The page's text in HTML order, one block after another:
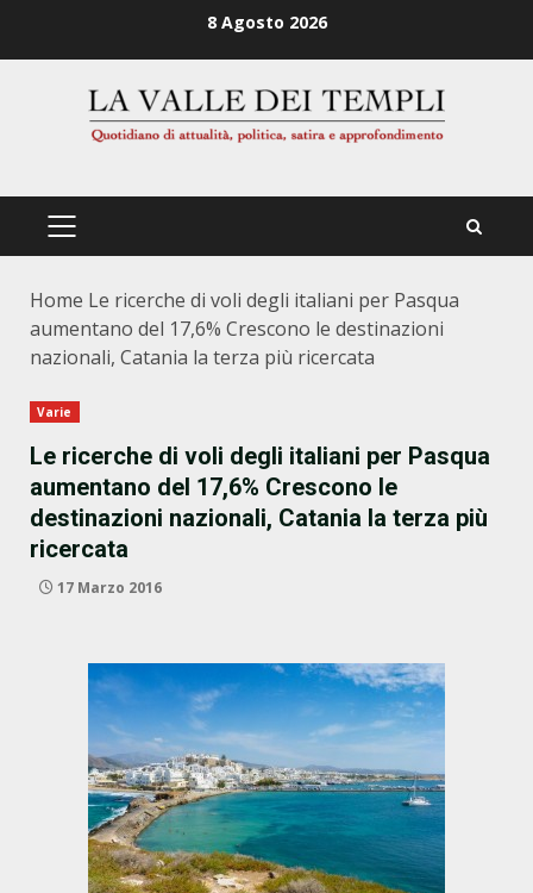
8 Agosto 2026
PRIMÄRES
Home Le ricerche di voli degli italiani per Pasqua
aumentano del 17,6% Crescono le destinazioni
nazionali, Catania la terza più ricercata
Varie
Le ricerche di voli degli italiani per Pasqua
aumentano del 17,6% Crescono le
destinazioni nazionali, Catania la terza più
ricercata
17 Marzo 2016